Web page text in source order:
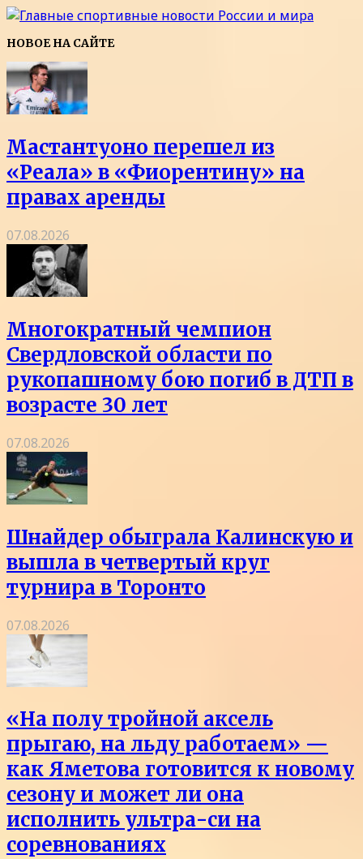
НОВОЕ НА САЙТЕ
Мастантуоно перешел из
«Реала» в «Фиорентину» на
правах аренды
07.08.2026
Многократный чемпион
Свердловской области по
рукопашному бою погиб в ДТП в
возрасте 30 лет
07.08.2026
Шнайдер обыграла Калинскую и
вышла в четвертый круг
турнира в Торонто
07.08.2026
«На полу тройной аксель
прыгаю, на льду работаем» —
как Яметова готовится к новому
сезону и может ли она
исполнить ультра-си на
соревнованиях